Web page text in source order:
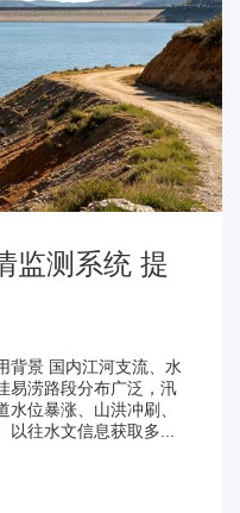
监测系统 提
背景 国内江河支流、水
易涝路段分布广泛，汛
位暴涨、山洪冲刷、
往水文信息获取多...